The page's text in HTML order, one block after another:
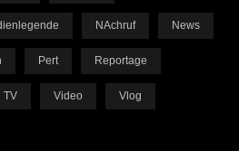
NAchruf News
Pert Reportage
TV Video Vlog